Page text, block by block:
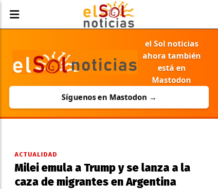
el Sol noticias
ahora también
está en
Mastodon
Síguenos en Mastodon →
Milei emula a Trump y se lanza a la
caza de migrantes en Argentina
ACTUALIDAD